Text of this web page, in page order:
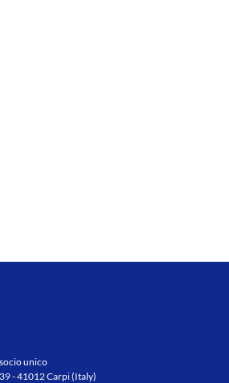
unico
- 41012 Carpi (Italy)